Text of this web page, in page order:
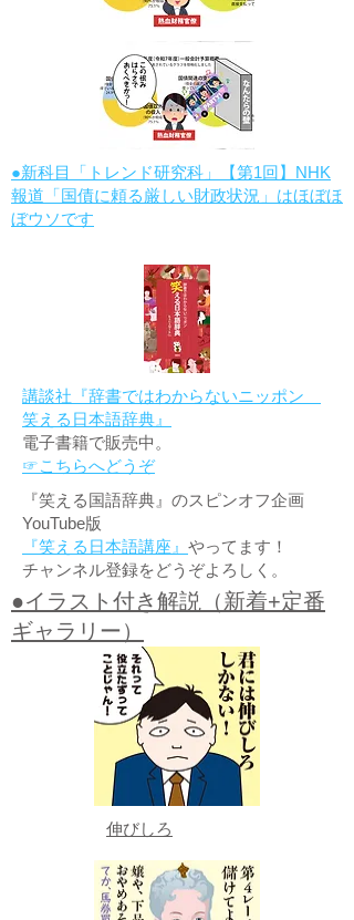
●新科目「トレンド研究科」【第1回】NHK
報道「国債に頼る厳しい財政状況」はほぼほ
ぼウソです
講談社『辞書ではわからないニッポン
笑える日本語辞典』
電子書籍で販売中。
☞こちらへどうぞ
『笑える国語辞典』のスピンオフ企画
YouTube版
『笑える日本語講座』 やってます！
チャンネル登録をどうぞよろしく。
●イラスト付き解説（新着+定番
ギャラリー）
伸びしろ